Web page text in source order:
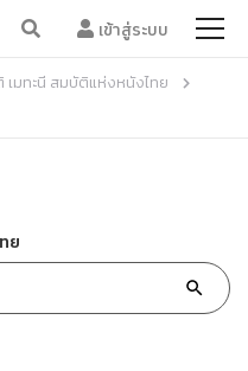
เข้าสู่ระบบ
เมทะนี สมบัติแห่งหนังไทย
ย